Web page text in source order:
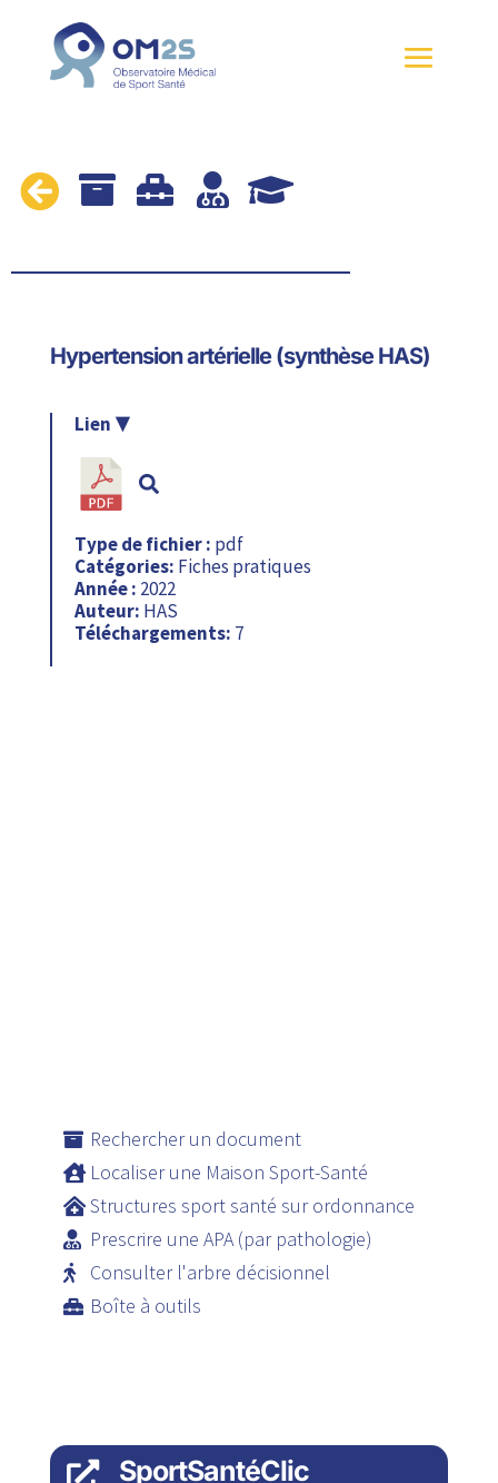
    
Hypertension artérielle (synthèse HAS)
Type de fichier : pdf
Catégories: Fiches pratiques
Année : 2022
Auteur: HAS
Téléchargements: 7
Rechercher un document
Localiser une Maison Sport-Santé
Structures sport santé sur ordonnance
Prescrire une APA (par pathologie)
Consulter l'arbre décisionnel
Boîte à outils
 SportSantéClic